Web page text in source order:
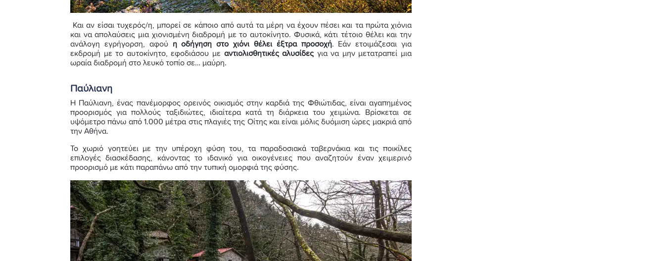
Και αν είσαι τυχερός/η, μπορεί σε κάποιο από αυτά τα μέρη να έχουν πέσει και τα πρώτα χιόνια
και να απολαύσεις μια χιονισμένη διαδρομή με το αυτοκίνητο. Φυσικά, κάτι τέτοιο θέλει και την
ανάλογη εγρήγορση, αφού η οδήγηση στο χιόνι θέλει έξτρα προσοχή. Εάν ετοιμάζεσαι για
εκδρομή με το αυτοκίνητο, εφοδιάσου με αντιολισθητικές αλυσίδες για να μην μετατραπεί μια
ωραία διαδρομή στο λευκό τοπίο σε… μαύρη.
Παύλιανη
Η Παύλιανη, ένας πανέμορφος ορεινός οικισμός στην καρδιά της Φθιώτιδας, είναι αγαπημένος
προορισμός για πολλούς ταξιδιώτες, ιδιαίτερα κατά τη διάρκεια του χειμώνα. Βρίσκεται σε
υψόμετρο πάνω από 1.000 μέτρα στις πλαγιές της Οίτης και είναι μόλις δυόμιση ώρες μακριά από
την Αθήνα.
Το χωριό γοητεύει με την υπέροχη φύση του, τα παραδοσιακά ταβερνάκια και τις ποικίλες
επιλογές διασκέδασης, κάνοντας το ιδανικό για οικογένειες που αναζητούν έναν χειμερινό
προορισμό με κάτι παραπάνω από την τυπική ομορφιά της φύσης.